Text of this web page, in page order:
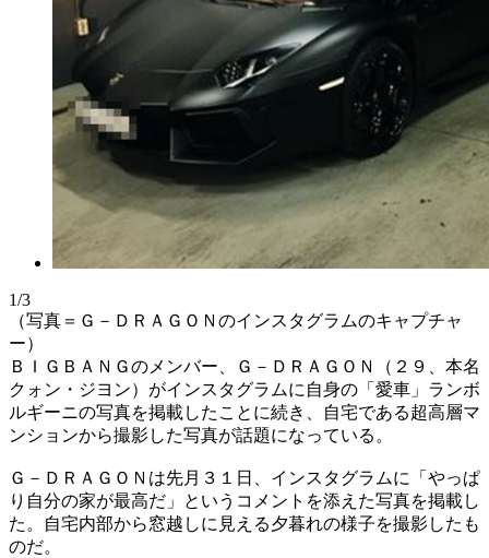
1/3
（写真＝Ｇ－ＤＲＡＧＯＮのインスタグラムのキャプチャ
ー）
ＢＩＧＢＡＮＧのメンバー、Ｇ－ＤＲＡＧＯＮ（２９、本名
クォン・ジヨン）がインスタグラムに自身の「愛車」ランボ
ルギーニの写真を掲載したことに続き、自宅である超高層マ
ンションから撮影した写真が話題になっている。
Ｇ－ＤＲＡＧＯＮは先月３１日、インスタグラムに「やっぱ
り自分の家が最高だ」というコメントを添えた写真を掲載し
た。自宅内部から窓越しに見える夕暮れの様子を撮影したも
のだ。